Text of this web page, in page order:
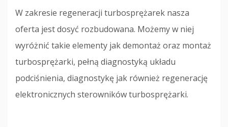
W zakresie regeneracji turbosprężarek nasza
oferta jest dosyć rozbudowana. Możemy w niej
wyróżnić takie elementy jak demontaż oraz montaż
turbosprężarki, pełną diagnostyką układu
podciśnienia, diagnostykę jak również regenerację
elektronicznych sterowników turbosprężarki.